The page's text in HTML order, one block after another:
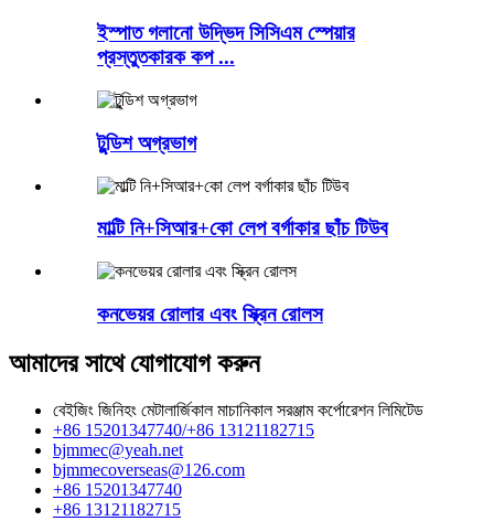
ইস্পাত গলানো উদ্ভিদ সিসিএম স্পেয়ার
প্রস্তুতকারক কপ ...
টুন্ডিশ অগ্রভাগ
মাল্টি নি+সিআর+কো লেপ বর্গাকার ছাঁচ টিউব
কনভেয়র রোলার এবং স্ক্রিন রোলস
আমাদের সাথে যোগাযোগ করুন
বেইজিং জিনিহং মেটালার্জিকাল মাচানিকাল সরঞ্জাম কর্পোরেশন লিমিটেড
+86 15201347740/+86 13121182715
bjmmec@yeah.net
bjmmecoverseas@126.com
+86 15201347740
+86 13121182715